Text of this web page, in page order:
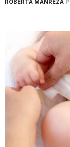
ROBERTA MANREZA